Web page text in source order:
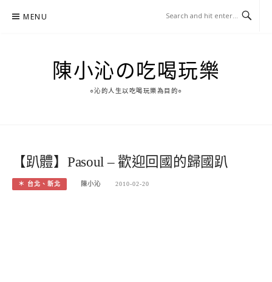
MENU
陳小沁の吃喝玩樂
○沁的人生以吃喝玩樂為目的○
【趴體】Pasoul – 歡迎回國的歸國趴
＊ 台北、新北 陳小沁 2010-02-20